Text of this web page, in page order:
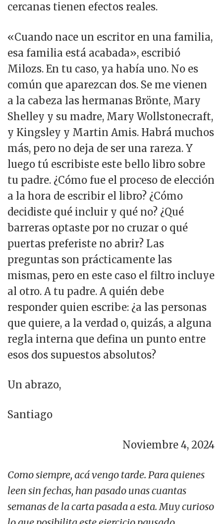
cercanas tienen efectos reales.
«Cuando nace un escritor en una familia,
esa familia está acabada», escribió
Milozs. En tu caso, ya había uno. No es
común que aparezcan dos. Se me vienen
a la cabeza las hermanas Brönte, Mary
Shelley y su madre, Mary Wollstonecraft,
y Kingsley y Martin Amis. Habrá muchos
más, pero no deja de ser una rareza. Y
luego tú escribiste este bello libro sobre
tu padre. ¿Cómo fue el proceso de elección
a la hora de escribir el libro? ¿Cómo
decidiste qué incluir y qué no? ¿Qué
barreras optaste por no cruzar o qué
puertas preferiste no abrir? Las
preguntas son prácticamente las
mismas, pero en este caso el filtro incluye
al otro. A tu padre. A quién debe
responder quien escribe: ¿a las personas
que quiere, a la verdad o, quizás, a alguna
regla interna que defina un punto entre
esos dos supuestos absolutos?
Un abrazo,
Santiago
Noviembre 4, 2024
Como siempre, acá vengo tarde. Para quienes
leen sin fechas, han pasado unas cuantas
semanas de la carta pasada a esta. Muy curioso